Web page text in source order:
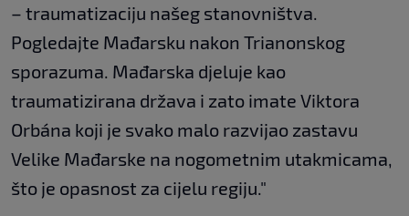
– traumatizaciju našeg stanovništva.
Pogledajte Mađarsku nakon Trianonskog
sporazuma. Mađarska djeluje kao
traumatizirana država i zato imate Viktora
Orbána koji je svako malo razvijao zastavu
Velike Mađarske na nogometnim utakmicama,
što je opasnost za cijelu regiju."